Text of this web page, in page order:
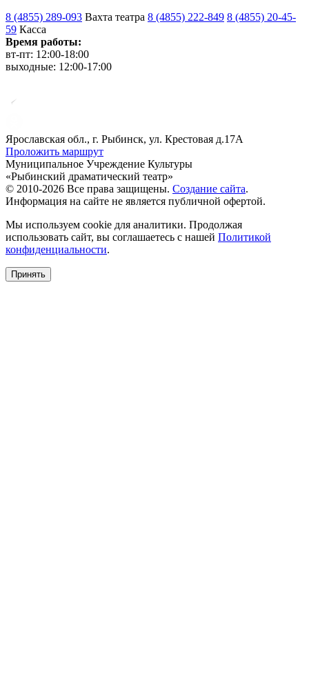
8 (4855) 289-093 Вахта театра 8 (4855) 222-849 8 (4855) 20-45-
59 Касса
Время работы:
вт-пт: 12:00-18:00
выходные: 12:00-17:00
Ярославская обл., г. Рыбинск, ул. Крестовая д.17А
Проложить маршрут
Муниципальное Учреждение Культуры
«Рыбинский драматический театр»
© 2010-2026 Все права защищены. Создание сайта.
Информация на сайте не является публичной офертой.
Мы используем cookie для аналитики. Продолжая
использовать сайт, вы соглашаетесь с нашей Политикой
конфиденциальности.
Принять